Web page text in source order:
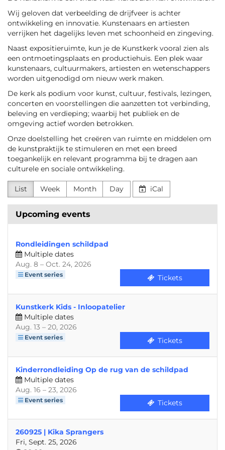
Wij geloven dat verbeelding de drijfveer is achter
ontwikkeling en innovatie. Kunstenaars en artiesten
verrijken het dagelijks leven met schoonheid en zingeving.
Naast expositieruimte, kun je de Kunstkerk vooral zien als
een ontmoetingsplaats en productiehuis. Een plek waar
kunstenaars, cultuurmakers, artiesten en wetenschappers
worden uitgenodigd om nieuw werk maken.
De kerk als podium voor kunst, cultuur, festivals, lezingen,
concerten en voorstellingen die aanzetten tot verbinding,
beleving en verdieping; waarbij het publiek en de
omgeving actief worden betrokken.
Onze doelstelling het creëren van ruimte en middelen om
de kunstpraktijk te stimuleren en met een breed
toegankelijk en relevant programma bij te dragen aan
culturele en sociale ontwikkeling.
List Week Month Day iCal
Upcoming events
Rondleidingen schildpad
Multiple dates
Aug. 8 –until
Oct. 24, 2026
Event series Tickets
Kunstkerk Kids - Inloopatelier
Multiple dates
Aug. 13 –until
20, 2026
Event series Tickets
Kinderrondleiding Op de rug van de schildpad
Multiple dates
Aug. 16 –until
23, 2026
Event series Tickets
260925 | Kika Sprangers
Fri, Sept. 25, 2026